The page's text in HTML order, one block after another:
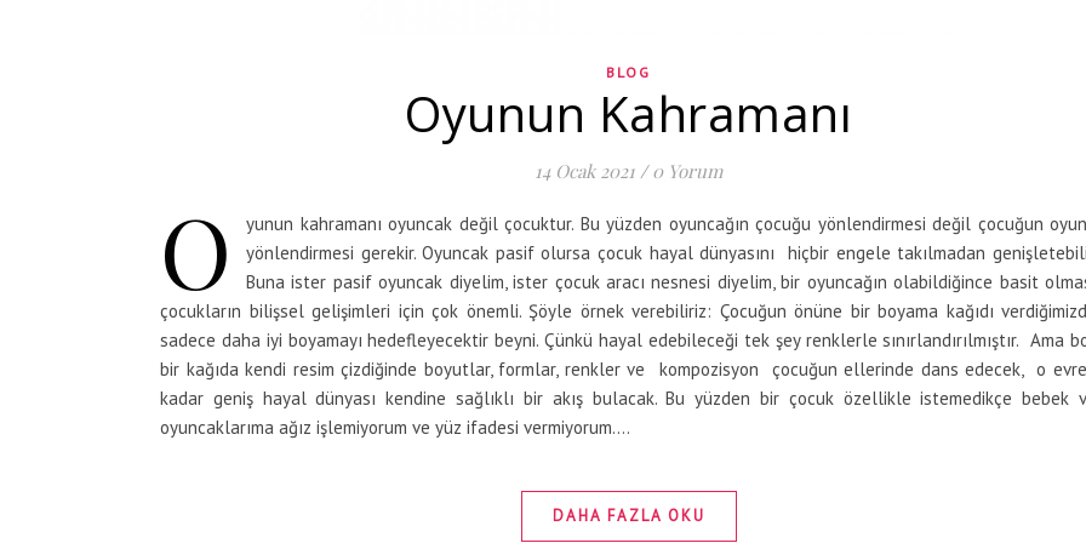
BLOG
Oyunun Kahramanı
14 Ocak 2021 / 0 Yorum
O
yunun kahramanı oyuncak değil çocuktur. Bu yüzden oyuncağın çocuğu yönlendirmesi değil çocuğun
yönlendirmesi gerekir. Oyuncak pasif olursa çocuk hayal dünyasını hiçbir engele takılmadan
Buna ister pasif oyuncak diyelim, ister çocuk aracı nesnesi diyelim, bir oyuncağın olabildiğince basit
çocukların bilişsel gelişimleri için çok önemli. Şöyle örnek verebiliriz: Çocuğun önüne bir boyama kağıdı
sadece daha iyi boyamayı hedefleyecektir beyni. Çünkü hayal edebileceği tek şey renklerle sınırlandırılmıştır. Ama
bir kağıda kendi resim çizdiğinde boyutlar, formlar, renkler ve kompozisyon çocuğun ellerinde dans edecek, o
kadar geniş hayal dünyası kendine sağlıklı bir akış bulacak. Bu yüzden bir çocuk özellikle istemedikçe bebek
oyuncaklarıma ağız işlemiyorum ve yüz ifadesi vermiyorum.…
DAHA FAZLA OKU